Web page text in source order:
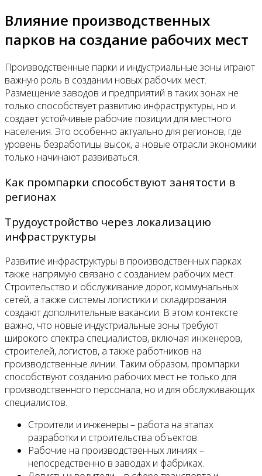
Влияние производственных
парков на создание рабочих мест
Производственные парки и индустриальные зоны играют
важную роль в создании новых рабочих мест.
Размещение заводов и предприятий в таких зонах не
только способствует развитию инфраструктуры, но и
создает устойчивые рабочие позиции для местного
населения. Это особенно актуально для регионов, где
уровень безработицы высок, а новые отрасли экономики
только начинают развиваться.
Как промпарки способствуют занятости в
регионах
Трудоустройство через локализацию
инфраструктуры
Развитие инфраструктуры в производственных парках
также напрямую связано с созданием рабочих мест.
Строительство и обслуживание дорог, коммунальных
сетей, а также системы логистики и складирования
создают дополнительные вакансии. В этом контексте
важно, что новые индустриальные зоны требуют
широкого спектра специалистов, включая инженеров,
строителей, логистов, а также работников на
производственные линии. Таким образом, промпарки
способствуют созданию рабочих мест не только для
производственного персонала, но и для обслуживающих
специалистов.
Строители и инженеры – работа на этапах
разработки и строительства объектов.
Рабочие на производственных линиях –
непосредственно в заводах и фабриках.